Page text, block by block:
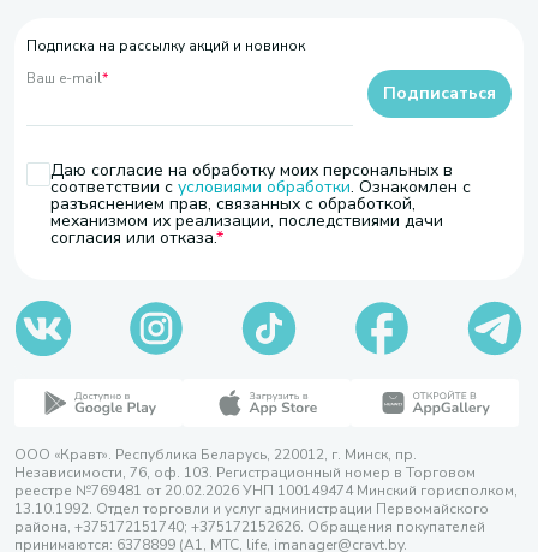
Подписка на рассылку акций и новинок
Ваш e-mail*
Даю согласие на обработку моих персональных в
соответствии с условиями обработки. Ознакомлен с
разъяснением прав, связанных с обработкой,
механизмом их реализации, последствиями дачи
согласия или отказа.
Подписаться
ООО «Кравт». Республика Беларусь, 220012, г. Минск, пр.
Независимости, 76, оф. 103. Регистрационный номер в Торговом
реестре №769481 от 20.02.2026 УНП 100149474 Минский горисполком,
13.10.1992. Отдел торговли и услуг администрации Первомайского
района, +375172151740; +375172152626. Обращения покупателей
принимаются: 6378899 (А1, МТС, life, imanager@cravt.by.